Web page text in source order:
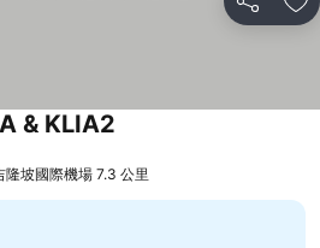
分享 加
& KLIA2
隆坡國際機場 7.3 公里